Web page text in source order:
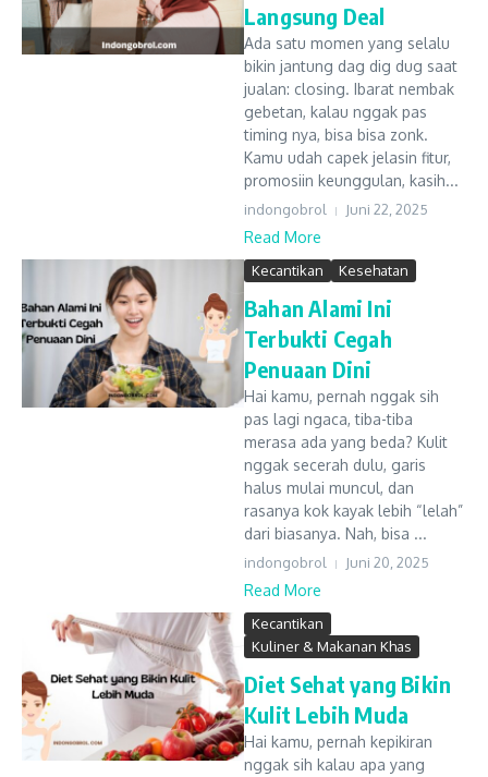
Langsung Deal
Ada satu momen yang selalu
bikin jantung dag dig dug saat
jualan: closing. Ibarat nembak
gebetan, kalau nggak pas
timing nya, bisa bisa zonk.
Kamu udah capek jelasin fitur,
promosiin keunggulan, kasih...
indongobrol Juni 22, 2025
Read More
Kecantikan Kesehatan
Bahan Alami Ini
Terbukti Cegah
Penuaan Dini
Hai kamu, pernah nggak sih
pas lagi ngaca, tiba-tiba
merasa ada yang beda? Kulit
nggak secerah dulu, garis
halus mulai muncul, dan
rasanya kok kayak lebih “lelah”
dari biasanya. Nah, bisa ...
indongobrol Juni 20, 2025
Read More
Kecantikan
Kuliner & Makanan Khas
Diet Sehat yang Bikin
Kulit Lebih Muda
Hai kamu, pernah kepikiran
nggak sih kalau apa yang